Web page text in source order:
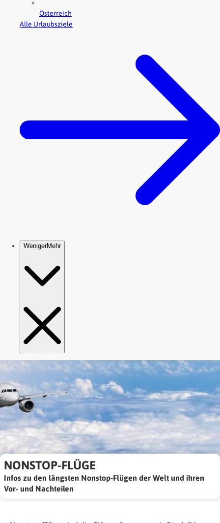
NONSTOP-FLÜGE
Infos zu den längsten Nonstop-Flügen der Welt und ihren
Vor- und Nachteilen